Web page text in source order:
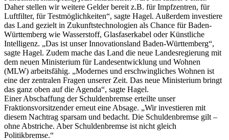
Daher stellen wir weitere Gelder bereit z.B. für Impfzentren, für
Luftfilter, für Testmöglichkeiten“, sagte Hagel. Außerdem investiere
das Land gezielt in Zukunftstechnologien als Chance für Baden-
Württemberg wie Wasserstoff, Glasfaserkabel oder Künstliche
Intelligenz. „Das ist unser Innovationsland Baden-Württemberg“,
sagte Hagel. Zudem mache das Land die neue Landesregierung mit
dem neuen Ministerium für Landesentwicklung und Wohnen
(MLW) arbeitsfähig. „Modernes und erschwingliches Wohnen ist
eine der zentralen Fragen unserer Zeit. Das neue Ministerium bringt
das ganz oben auf die Agenda“, sagte Hagel.
Einer Abschaffung der Schuldenbremse erteilte unser
Fraktionsvorsitzender erneut eine Absage. „Wir investieren mit
diesem Nachtrag sparsam und bedacht. Die Schuldenbremse gilt –
ohne Abstriche. Aber Schuldenbremse ist nicht gleich
Politikbremse.“